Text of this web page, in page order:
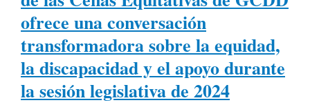
ofrece una conversación
transformadora sobre la equidad,
la discapacidad y el apoyo durante
la sesión legislativa de 2024